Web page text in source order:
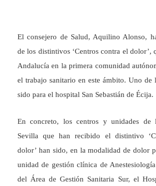
El consejero de Salud, Aquilino Alonso,
de los distintivos ‘Centros contra el dolor’,
Andalucía en la primera comunidad
el trabajo sanitario en este ámbito. Uno de
sido para el hospital San Sebastián de Écija.
En concreto, los centros y unidades de
Sevilla que han recibido el distintivo
dolor’ han sido, en la modalidad de dolor
unidad de gestión clínica de
del Área de Gestión Sanitaria Sur, el